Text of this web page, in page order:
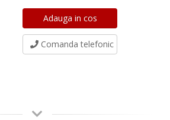
Comanda telefonic